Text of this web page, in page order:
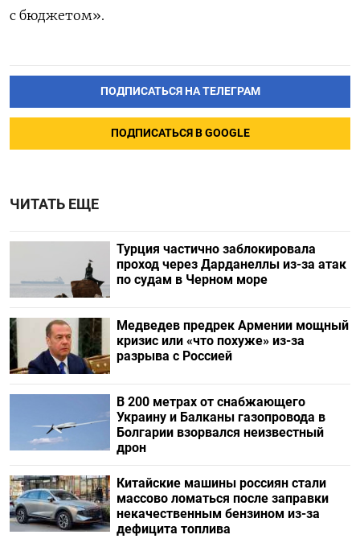
с бюджетом».
ПОДПИСАТЬСЯ НА ТЕЛЕГРАМ
ПОДПИСАТЬСЯ В GOOGLE
ЧИТАТЬ ЕЩЕ
Турция частично заблокировала
проход через Дарданеллы из-за атак
по судам в Черном море
Медведев предрек Армении мощный
кризис или «что похуже» из-за
разрыва с Россией
В 200 метрах от снабжающего
Украину и Балканы газопровода в
Болгарии взорвался неизвестный
дрон
Китайские машины россиян стали
массово ломаться после заправки
некачественным бензином из-за
дефицита топлива